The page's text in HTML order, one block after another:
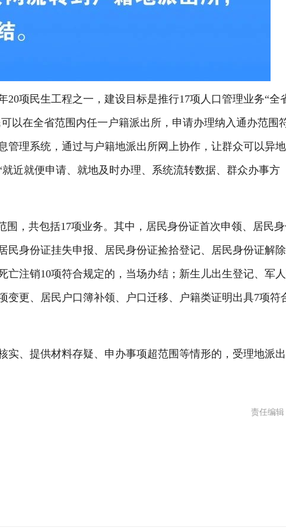
项民生工程之一，建设目标是推行17项人口管理业务“全
以在全省范围内任一户籍派出所，申请办理纳入通办范围
管理系统，通过与户籍地派出所网上协作，让群众可以异
近就便申请、就地及时办理、系统流转数据、群众办事方
，共包括17项业务。其中，居民身份证首次申领、居民
民身份证挂失申报、居民身份证捡拾登记、居民身份证解
亡注销10项符合规定的，当场办结；新生儿出生登记、军
变更、居民户口簿补领、户口迁移、户籍类证明出具7项符
、提供材料存疑、申办事项超范围等情形的，受理地派
责任编